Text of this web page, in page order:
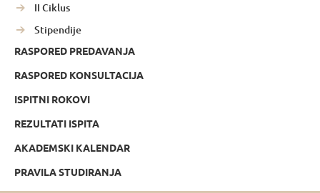
II Ciklus
Stipendije
RASPORED PREDAVANJA
RASPORED KONSULTACIJA
ISPITNI ROKOVI
REZULTATI ISPITA
AKADEMSKI KALENDAR
PRAVILA STUDIRANJA